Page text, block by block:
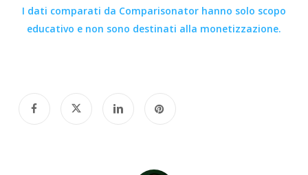
I dati comparati da Comparisonatorhanno solo scopo
educativo e non sono destinati alla monetizzazione.